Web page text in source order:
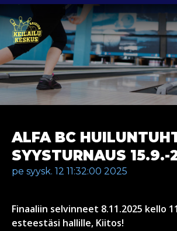
ALFA BC
SYYSTURNAUS 15.9.-
pe syysk. 12 11:32:00 2025
Finaaliin selvinneet 8.11.2025 kello
esteestäsi hallille, Kiitos!